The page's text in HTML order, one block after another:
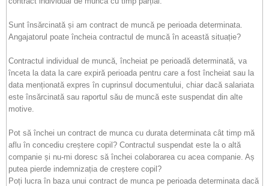
Sunt însărcinată și am contract de muncă pe perioada determinata.
Angajatorul poate încheia contractul de muncă în această situație?
Contractul individual de muncă, încheiat pe perioadă determinată, va
înceta la data la care expiră perioada pentru care a fost încheiat sau la
data menționată expres în cuprinsul documentului, chiar dacă salariata
este însărcinată sau raportul său de muncă este suspendat din alte
motive.
Pot să închei un contract de munca cu durata determinata cât timp mă
aflu în concediu creștere copil? Contractul suspendat este la o altă
companie și nu-mi doresc să închei colaborarea cu acea companie. Aș
putea pierde indemnizația de creștere copil?
Poți lucra în baza unui contract de munca pe perioada determinata dacă